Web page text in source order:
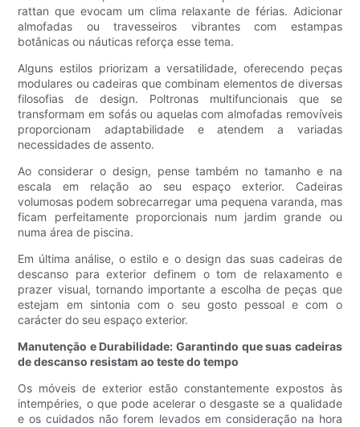
rattan que evocam um clima relaxante de férias. Adicionar
almofadas ou travesseiros vibrantes com estampas
botânicas ou náuticas reforça esse tema.
Alguns estilos priorizam a versatilidade, oferecendo peças
modulares ou cadeiras que combinam elementos de diversas
filosofias de design. Poltronas multifuncionais que se
transformam em sofás ou aquelas com almofadas removíveis
proporcionam adaptabilidade e atendem a variadas
necessidades de assento.
Ao considerar o design, pense também no tamanho e na
escala em relação ao seu espaço exterior. Cadeiras
volumosas podem sobrecarregar uma pequena varanda, mas
ficam perfeitamente proporcionais num jardim grande ou
numa área de piscina.
Em última análise, o estilo e o design das suas cadeiras de
descanso para exterior definem o tom de relaxamento e
prazer visual, tornando importante a escolha de peças que
estejam em sintonia com o seu gosto pessoal e com o
carácter do seu espaço exterior.
Manutenção e Durabilidade: Garantindo que suas cadeiras
de descanso resistam ao teste do tempo
Os móveis de exterior estão constantemente expostos às
intempéries, o que pode acelerar o desgaste se a qualidade
e os cuidados não forem levados em consideração na hora